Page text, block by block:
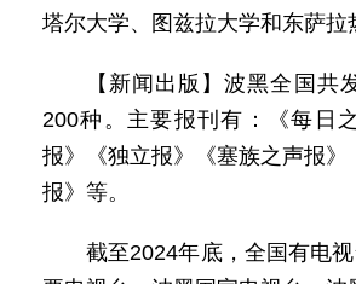
塔尔大学、图兹拉大学和东萨拉
【新闻出版】波黑全国共
200种。主要报刊有：《每日
报》《独立报》《塞族之声报》
报》等。
截至2024年底，全国有电